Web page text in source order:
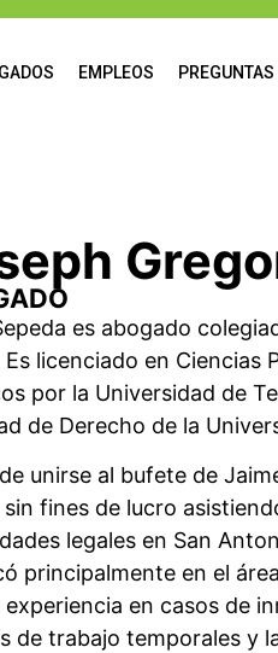
EMPLEOS
es abogado
Es licenciado en Ciencias
por la Universidad de
de Derecho de la
unirse al bufete de
fines de lucro
legales en San
principalmente en el
experiencia en casos de
de trabajo temporales y